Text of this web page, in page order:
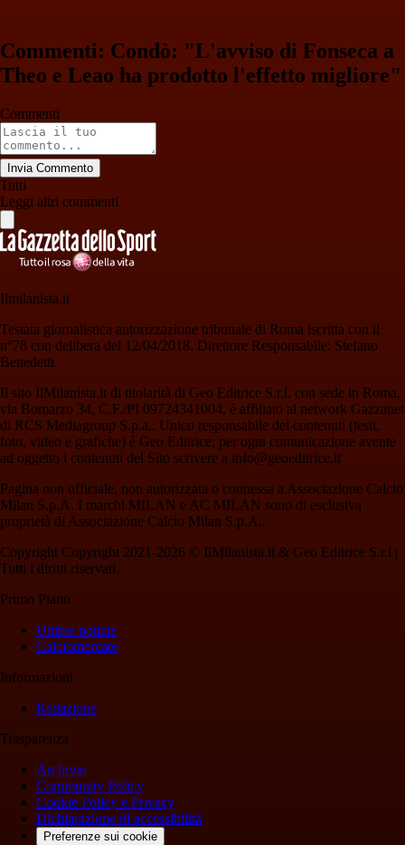
Commenti: Condò: "L'avviso di Fonseca a
Theo e Leao ha prodotto l'effetto migliore"
Commenti
Invia Commento
Tutti
Leggi altri commenti
Ilmilanista.it
Testata giornalistica autorizzazione tribunale di Roma iscritta con il
n°78 con delibera del 12/04/2018. Direttore Responsabile: Stefano
Benedetti
Il sito IlMilanista.it di titolarità di Geo Editrice S.r.l. con sede in Roma,
via Bomarzo 34, C.F./PI 09724341004, è affiliato al network Gazzanet
di RCS Mediagroup S.p.a.. Unico responsabile dei contenuti (testi,
foto, video e grafiche) è Geo Editrice; per ogni comunicazione avente
ad oggetto i contenuti del Sito scrivere a info@geoeditrice.it
Pagina non ufficiale, non autorizzata o connessa a Associazione Calcio
Milan S.p.A. I marchi MILAN e AC MILAN sono di esclusiva
proprietà di Associazione Calcio Milan S.p.A..
Copyright Copyright 2021-2026 © IlMilanista.it & Geo Editrice S.r.l |
Tutti i diritti riservati.
Primo Piano
Ultime notizie
Calciomercato
Informazioni
Redazione
Trasparenza
Archivio
Community Policy
Cookie Policy e Privacy
Dichiarazione di accessibilità
Preferenze sui cookie